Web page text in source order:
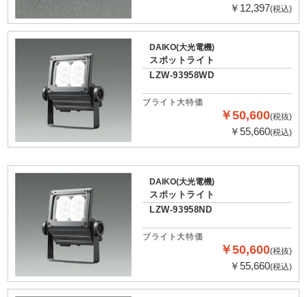
￥12,397(税込)
DAIKO(大光電機)
スポットライト
LZW-93958WD
ブライト大特価
￥50,600(税抜)
￥55,660(税込)
DAIKO(大光電機)
スポットライト
LZW-93958ND
ブライト大特価
￥50,600(税抜)
￥55,660(税込)